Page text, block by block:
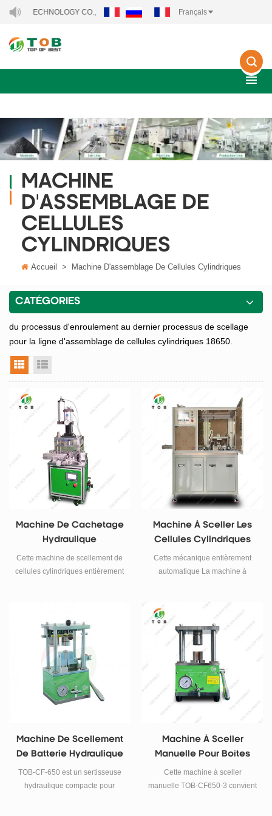
TECHNOLOGY CO., LTD.. Français
MACHINE
D'ASSEMBLAGE DE
CELLULES
CYLINDRIQUES
Accueil > Machine D'assemblage De Cellules Cylindriques
CATÉGORIES
du processus d'enroulement au dernier processus de scellage
pour la ligne d'assemblage de cellules cylindriques 18650.
vue grille
Machine De Cachetage
Hydraulique
Automatique Pour
Cellule Cylindrique
Cette machine de scellement de
cellules cylindriques entièrement
cylindriques après le
remplissage d'électrolyte.
Machine À Sceller Les
Cellules Cylindriques
Entièrement
Automatique
Cette mécanique entièrement
automatique La machine à
automatique des batteries
cylindriques après le
remplissage d'électrolyte.
Machine De Scellement
De Batterie Hydraulique
Pour Cellule
Cylindrique Et Pile
TOB-CF-650 est un sertisseuse
hydraulique compacte pour
Machine À Sceller
Manuelle Pour Boîtes
De Conserve
Cylindriques, Troisième
Cette machine à sceller
manuelle TOB-CF650-3 convient